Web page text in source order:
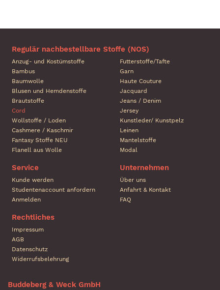
Regulär nachbestellbare Stoffe (NOS)
Anzug- und Kostümstoffe
Bambus
Baumwolle
Blusen und Hemdenstoffe
Brautstoffe
Cord
Wollstoffe / Loden
Cashmere / Kaschmir
Fantasy Stoffe NEU
Flanell aus Wolle
Futterstoffe/Tafte
Garn
Haute Couture
Jacquard
Jeans / Denim
Jersey
Kunstleder/ Kunstpelz
Leinen
Mantelstoffe
Modal
Service
Kunde werden
Studentenaccount anfordern
Anmelden
Unternehmen
Über uns
Anfahrt & Kontakt
FAQ
Rechtliches
Impressum
AGB
Datenschutz
Widerrufsbelehrung
Buddeberg & Weck GmbH